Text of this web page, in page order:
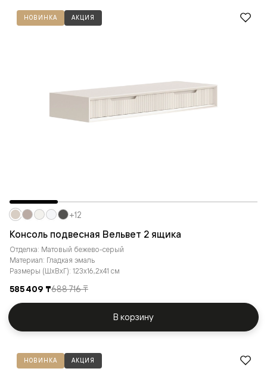
НОВИНКА АКЦИЯ
Консоль подвесная Вельвет 2 ящика
Отделка: Матовый бежево-серый
Материал: Гладкая эмаль
Размеры (ШxВxГ): 123x16,2x41 см
585 409 ₸688 716 ₸
+12
В корзину
НОВИНКА АКЦИЯ